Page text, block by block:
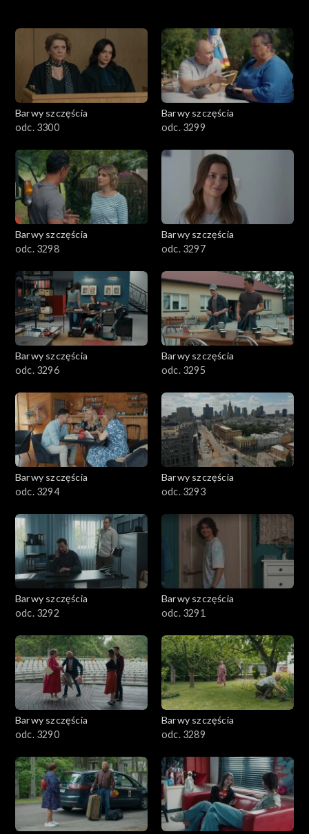
3201-3300
3101-3200
3001-3100
2901-3000
2801–2900
2701–2800
2501–2600
2401–2500
2301–2400
2201–2300
2101–2200
2001–2100
1801–1900
1701–1800
1601–1700
1501–1600
1401–1500
1301–1400
1101–1200
1001–1100
Barwy szczęścia
odc. 3300
Barwy szczęścia
odc. 3299
Barwy szczęścia
odc. 3298
Barwy szczęścia
odc. 3297
Barwy szczęścia
odc. 3296
Barwy szczęścia
odc. 3295
Barwy szczęścia
odc. 3294
Barwy szczęścia
odc. 3293
Barwy szczęścia
odc. 3292
Barwy szczęścia
odc. 3291
Barwy szczęścia
odc. 3290
Barwy szczęścia
odc. 3289